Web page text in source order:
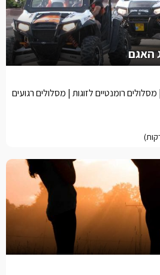
האגם
רומנטיים לזוגות | מסלולים רגועים